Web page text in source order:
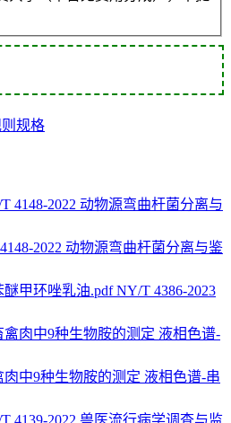
规格
2022 动物源弯曲杆菌分离与鉴
NY/T 4386-2023
肉中9种生物胺的测定 液相色谱-串